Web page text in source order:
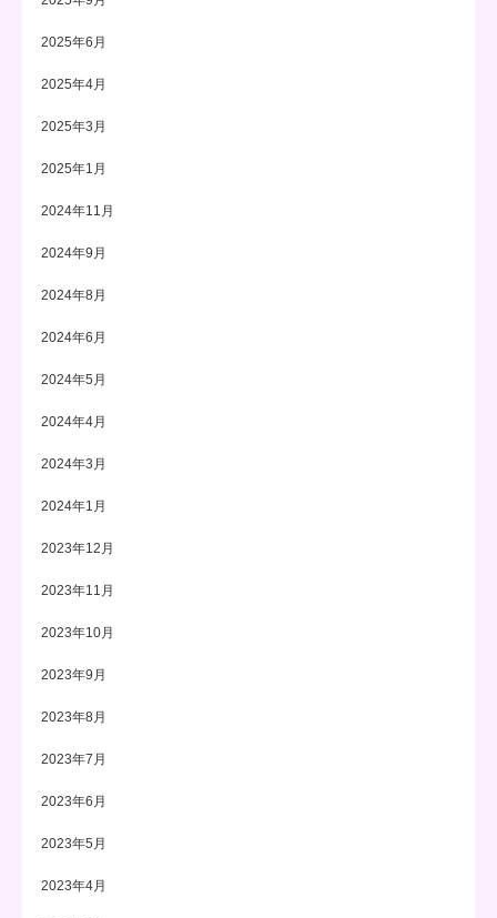
2025年6月
2025年4月
2025年3月
2025年1月
2024年11月
2024年9月
2024年8月
2024年6月
2024年5月
2024年4月
2024年3月
2024年1月
2023年12月
2023年11月
2023年10月
2023年9月
2023年8月
2023年7月
2023年6月
2023年5月
2023年4月